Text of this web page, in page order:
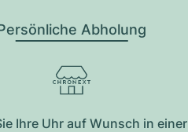
Abholung
Ihre Uhr auf Wunsch in einer